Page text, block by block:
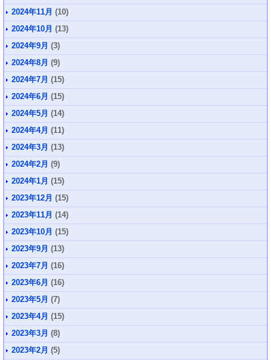
2024年11月 (10)
2024年10月 (13)
2024年9月 (3)
2024年8月 (9)
2024年7月 (15)
2024年6月 (15)
2024年5月 (14)
2024年4月 (11)
2024年3月 (13)
2024年2月 (9)
2024年1月 (15)
2023年12月 (15)
2023年11月 (14)
2023年10月 (15)
2023年9月 (13)
2023年7月 (16)
2023年6月 (16)
2023年5月 (7)
2023年4月 (15)
2023年3月 (8)
2023年2月 (5)